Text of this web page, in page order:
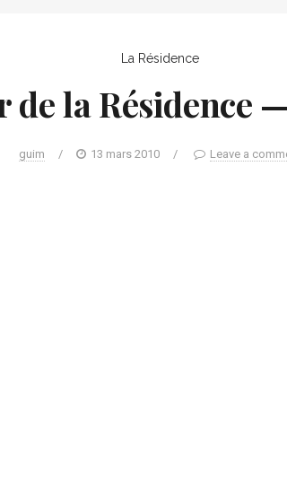
La Résidence
de la Résidence
guim / 13 mars 2010 / Leave a